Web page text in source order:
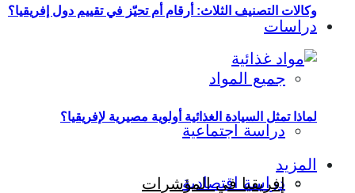
دراسات
جميع المواد
دراسة اجتماعية
دراسة اقتصادية
وكالات التصنيف الثلاث: أرقام أم تحيّز في تقييم دول إفريقيا؟
لماذا تمثل السيادة الغذائية أولوية مصيرية لإفريقيا؟
المزيد
إفريقيا في المؤشرات